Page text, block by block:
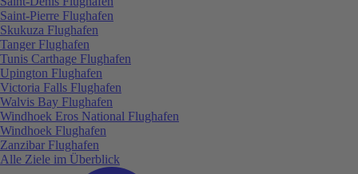
Saint-Pierre Flughafen
Skukuza Flughafen
Tanger Flughafen
Tunis Carthage Flughafen
Upington Flughafen
Victoria Falls Flughafen
Walvis Bay Flughafen
Windhoek Eros National Flughafen
Windhoek Flughafen
Zanzibar Flughafen
Alle Ziele im Überblick